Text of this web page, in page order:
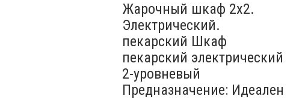
Жарочный шкаф 2х2.
Электрический.
пекарский Шкаф
пекарский электрический
2-уровневый
Предназначение: Идеален